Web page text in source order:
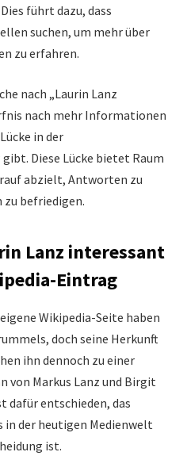
führt dazu, dass
suchen, um mehr über
zu erfahren.
nach „Laurin Lanz
nach mehr Informationen
in der
Diese Lücke bietet Raum
abzielt, Antworten zu
zu befriedigen.
Lanz interessant
Eintrag
Wikipedia-Seite haben
doch seine Herkunft
ihn dennoch zu einer
von Markus Lanz und Birgit
dafür entschieden, das
in der heutigen Medienwelt
ist.